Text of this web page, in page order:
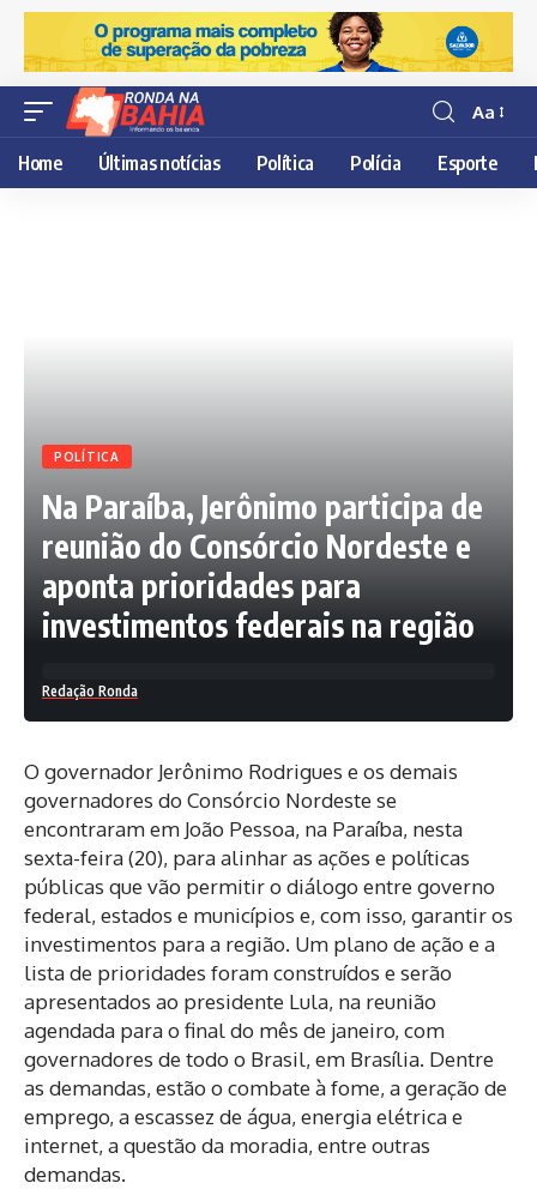
Resisor
de
fonte
Aa
Home Últimas notícias Política Polícia Esporte
POLÍTICA
Na Paraíba, Jerônimo participa de
reunião do Consórcio Nordeste e
aponta prioridades para
investimentos federais na região
Redação Ronda
O governador Jerônimo Rodrigues e os demais
governadores do Consórcio Nordeste se
encontraram em João Pessoa, na Paraíba, nesta
sexta-feira (20), para alinhar as ações e políticas
públicas que vão permitir o diálogo entre governo
federal, estados e municípios e, com isso, garantir os
investimentos para a região. Um plano de ação e a
lista de prioridades foram construídos e serão
apresentados ao presidente Lula, na reunião
agendada para o final do mês de janeiro, com
governadores de todo o Brasil, em Brasília. Dentre
as demandas, estão o combate à fome, a geração de
emprego, a escassez de água, energia elétrica e
internet, a questão da moradia, entre outras
demandas.